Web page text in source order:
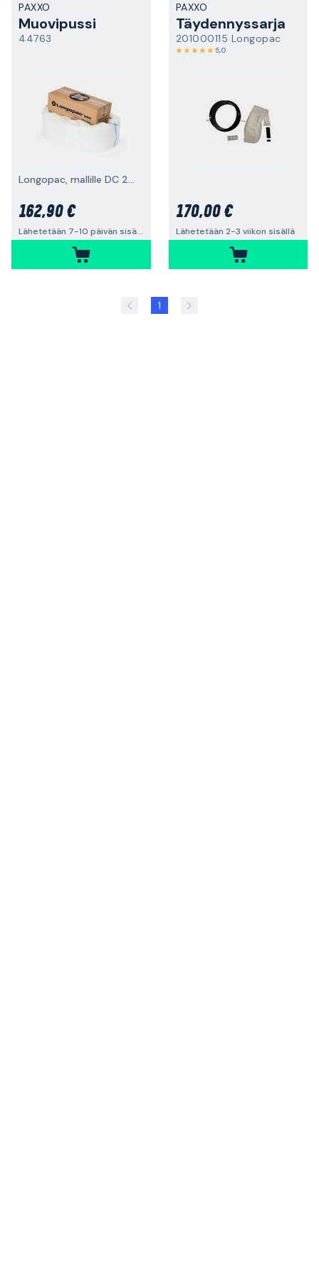
PAXXO
Muovipussi
44763
Longopac, mallille DC 2900L
162,90 €
Lähetetään 7-10 päivän sisällä
PAXXO
Täydennyssarja
201000115 Longopac
5,0
170,00 €
Lähetetään 2-3 viikon sisällä
1